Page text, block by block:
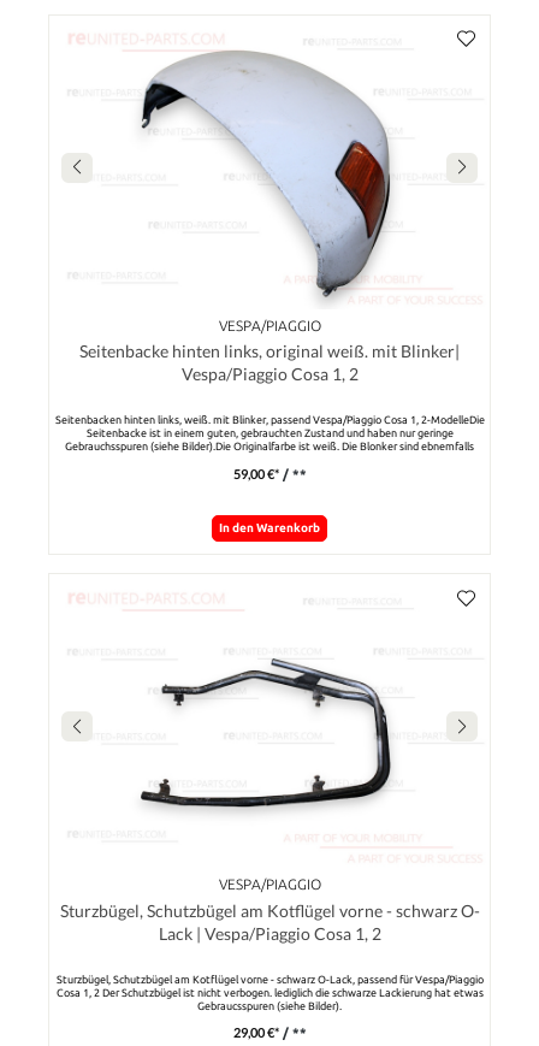
VESPA/PIAGGIO
Seitenbacke hinten links, original weiß. mit Blinker|
Vespa/Piaggio Cosa 1, 2
Seitenbacken hinten links, weiß. mit Blinker, passend Vespa/Piaggio Cosa 1, 2-ModelleDie
Seitenbacke ist in einem guten, gebrauchten Zustand und haben nur geringe
Gebrauchsspuren (siehe Bilder).Die Originalfarbe ist weiß. Die Blonker sind ebnemfalls
Originalfarben von den COSA-Modellen suchen, bitte um Nachfrage per whatsapp-
59,00 €* / **
In den Warenkorb
VESPA/PIAGGIO
Sturzbügel, Schutzbügel am Kotflügel vorne - schwarz O-
Lack | Vespa/Piaggio Cosa 1, 2
Sturzbügel, Schutzbügel am Kotflügel vorne - schwarz O-Lack, passend für Vespa/Piaggio
Cosa 1, 2 Der Schutzbügel ist nicht verbogen. lediglich die schwarze Lackierung hat etwas
Gebraucsspuren (siehe Bilder).
29,00 €* / **